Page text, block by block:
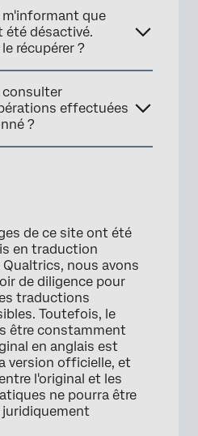
m'informant que
été désactivé.
récupérer ?
consulter
effectuées
?
de ce site ont été
en traduction
nous avons
de diligence pour
traductions
Toutefois, le
être constamment
en anglais est
version officielle, et
l'original et les
ne pourra être
juridiquement